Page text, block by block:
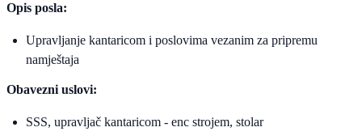
Opis posla:
Upravljanje kantaricom i poslovima vezanim za pripremu
namještaja
Obavezni uslovi:
SSS, upravljač kantaricom - enc strojem, stolar